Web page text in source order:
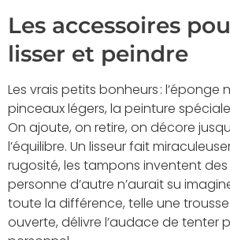
Les accessoires
lisser et peindre
Les vrais petits bonheurs : l’éponge
pinceaux légers, la peinture
On ajoute, on retire, on décore
l’équilibre. Un lisseur fait
rugosité, les tampons inventent
personne d’autre n’aurait su
toute la différence, telle une
ouverte, délivre l’audace de tenter